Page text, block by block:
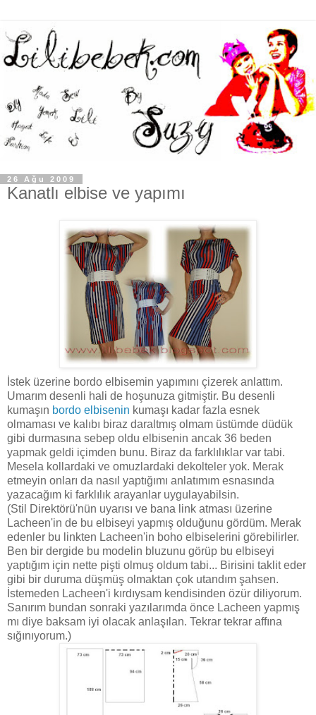
26 Ağu 2009
Kanatlı elbise ve yapımı
İstek üzerine bordo elbisemin yapımını çizerek anlattım.
Umarım desenli hali de hoşunuza gitmiştir. Bu desenli
kumaşın bordo elbisenin kumaşı kadar fazla esnek
olmaması ve kalıbı biraz daraltmış olmam üstümde düdük
gibi durmasına sebep oldu elbisenin ancak 36 beden
yapmak geldi içimden bunu. Biraz da farklılıklar var tabi.
Mesela kollardaki ve omuzlardaki dekolteler yok. Merak
etmeyin onları da nasıl yaptığımı anlatımım esnasında
yazacağım ki farklılık arayanlar uygulayabilsin.
(Stil Direktörü'nün uyarısı ve bana link atması üzerine
Lacheen'in de bu elbiseyi yapmış olduğunu gördüm. Merak
edenler bu linkten Lacheen'in boho elbiselerini görebilirler.
Ben bir dergide bu modelin bluzunu görüp bu elbiseyi
yaptığım için nette pişti olmuş oldum tabi... Birisini taklit eder
gibi bir duruma düşmüş olmaktan çok utandım şahsen.
İstemeden Lacheen'i kırdıysam kendisinden özür diliyorum.
Sanırım bundan sonraki yazılarımda önce Lacheen yapmış
mı diye baksam iyi olacak anlaşılan. Tekrar tekrar affına
sığınıyorum.)